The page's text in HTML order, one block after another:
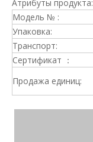
Атрибуты продукта:
Модель № :
Упаковка:
Транспорт:
Сертификат ：
Продажа единиц: